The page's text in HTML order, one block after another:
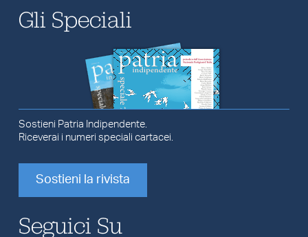
Gli Speciali
Sostieni Patria Indipendente.
Riceverai i numeri speciali cartacei.
Sostieni la rivista
Seguici Su